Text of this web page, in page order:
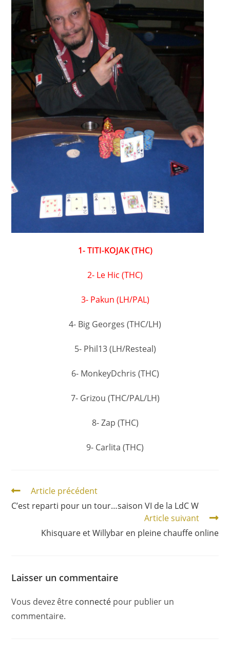
1- TITI-KOJAK (THC)
2- Le Hic (THC)
3- Pakun (LH/PAL)
4- Big Georges (THC/LH)
5- Phil13 (LH/Resteal)
6- MonkeyDchris (THC)
7- Grizou (THC/PAL/LH)
8- Zap (THC)
9- Carlita (THC)
Article précédent
C’est reparti pour un tour…saison VI de la LdC W
Article suivant
Khisquare et Willybar en pleine chauffe online
Laisser un commentaire
Vous devez être connecté pour publier un
commentaire.